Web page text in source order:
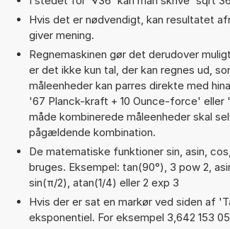
Hvis det er nødvendigt, kan resultatet
giver mening.
Regnemaskinen gør det derudover
er det ikke kun tal, der kan regnes ud,
måleenheder kan parres direkte med
'67 Planck-kraft + 10 Ounce-force' eller
måde kombinerede måleenheder skal
pågældende kombination.
De matematiske funktioner sin, asin,
bruges. Eksempel: tan(90°), 3 pow 2,
sin(π/2), atan(1/4) eller 2 exp 3
Hvis der er sat en markør ved siden af
eksponentiel. For eksempel 3,642 153